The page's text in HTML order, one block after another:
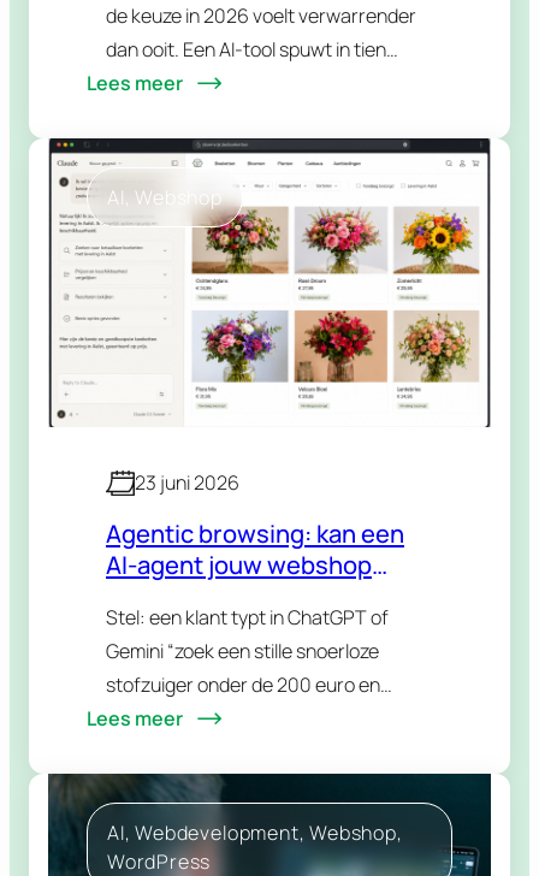
de keuze in 2026 voelt verwarrender
dan ooit. Een AI-tool spuwt in tien
minuten een werkende site uit. Een
Lees meer
AI, Webshop
23 juni 2026
Agentic browsing: kan een
AI-agent jouw webshop
Stel: een klant typt in ChatGPT of
Gemini “zoek een stille snoerloze
stofzuiger onder de 200 euro en
bestel hem”. Geen Google-
geen bezoek aan jouw webshop. Een
AI-agent…
Lees meer
AI, Webdevelopment, Webshop
WordPress